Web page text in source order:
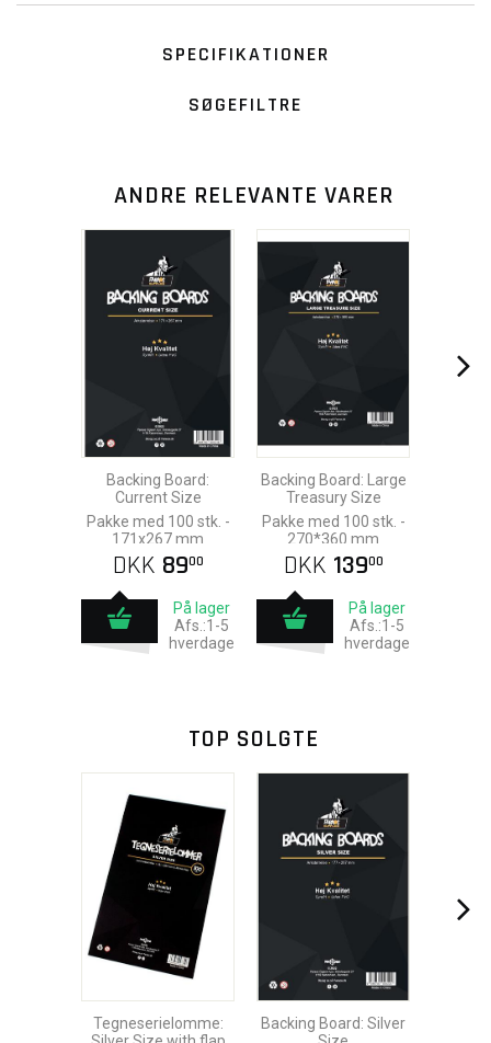
SPECIFIKATIONER
SØGEFILTRE
ANDRE RELEVANTE VARER
Backing Board:
Current Size
Pakke med 100 stk. -
171x267 mm
DKK 8900
På lager
Afs.:1-5
hverdage
Backing Board: Large
Treasury Size
Pakke med 100 stk. -
270*360 mm
DKK 13900
På lager
Afs.:1-5
hverdage
TOP SOLGTE
Tegneserielomme:
Backing Board: Silver